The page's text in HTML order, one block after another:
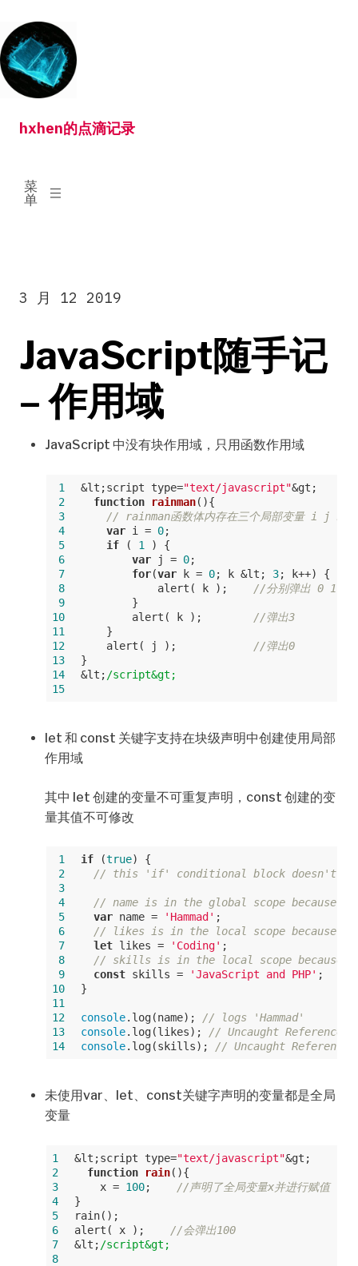
转
到
内
hxhen的点滴记录
菜
单
已
展
JavaScript随手记
– 作用域
3 月 12 2019
JavaScript 中没有块作用域，只用函数作用域
1 &lt;script type="text/javascript"&gt;
2
function rainman( ){
3
// rainman函数体内存在三个局部变量 i j k
4
var i = 0;
5
if ( 1
) {
6
var j = 0;
7
for(var k = 0; k &lt; 3; k++) {
8
alert( k );
//分别弹出 0 1 2
9
}
10
alert( k );
//弹出3
11
}
12
alert( j );
//弹出0
13
}
14
&lt; /script&gt;
15
let 和 const 关键字支持在块级声明中创建使用局部
作用域
其中 let 创建的变量不可重复声明，const 创建的变
量其值不可修改
1 if (true) {
2
// this 'if' conditional block doesn't
3
4
// name is in the global scope because
5
var name = 'Hammad' ;
6
// likes is in the local scope because
7
let likes = 'Coding' ;
8
// skills is in the local scope because
9
const skills = 'JavaScript and PHP' ;
10
}
11
12
console.log(name);
// logs 'Hammad'
13
console.log(likes);
// Uncaught
14
console.log(skills); // Uncaught
未使用var、let、const关键字声明的变量都是全局
变量
1 &lt;script type="text/javascript"&gt;
2
function rain( ){
3
x = 100;
//声明了全局变量x并进行赋值
4
}
5
rain();
6
alert( x );
//会弹出100
7
&lt; /script&gt;
8